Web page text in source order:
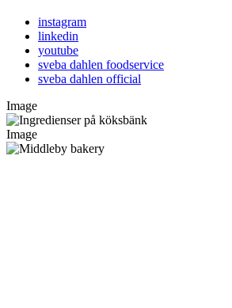
instagram
linkedin
youtube
sveba dahlen foodservice
sveba dahlen official
Image
Image